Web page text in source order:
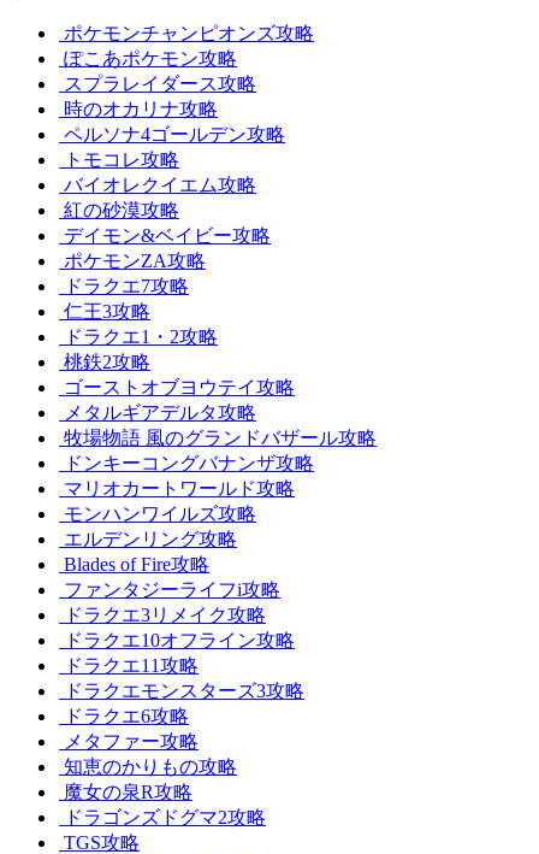
ポケモンチャンピオンズ攻略
ぽこあポケモン攻略
スプラレイダース攻略
時のオカリナ攻略
ペルソナ4ゴールデン攻略
トモコレ攻略
バイオレクイエム攻略
紅の砂漠攻略
デイモン&ベイビー攻略
ポケモンZA攻略
ドラクエ7攻略
仁王3攻略
ドラクエ1・2攻略
桃鉄2攻略
ゴーストオブヨウテイ攻略
メタルギアデルタ攻略
牧場物語 風のグランドバザール攻略
ドンキーコングバナンザ攻略
マリオカートワールド攻略
モンハンワイルズ攻略
エルデンリング攻略
Blades of Fire攻略
ファンタジーライフi攻略
ドラクエ3リメイク攻略
ドラクエ10オフライン攻略
ドラクエ11攻略
ドラクエモンスターズ3攻略
ドラクエ6攻略
メタファー攻略
知恵のかりもの攻略
魔女の泉R攻略
ドラゴンズドグマ2攻略
TGS攻略